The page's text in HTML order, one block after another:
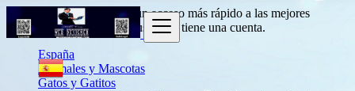
Entradapara obtener un acceso más rápido a las mejores
ofertas.
Haga clic aquísi usted no tiene una cuenta.
España
Animales y Mascotas
Gatos y Gatitos